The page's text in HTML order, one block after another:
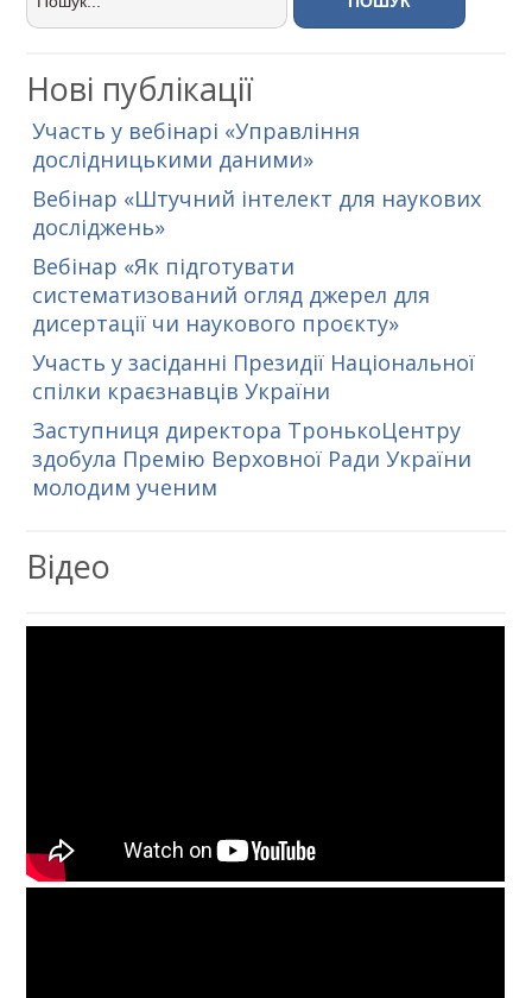
Нові публікації
Участь у вебінарі «Управління
дослідницькими даними»
Вебінар «Штучний інтелект для наукових
досліджень»
Вебінар «Як підготувати
систематизований огляд джерел для
дисертації чи наукового проєкту»
Участь у засіданні Президії Національної
спілки краєзнавців України
Заступниця директора ТронькоЦентру
здобула Премію Верховної Ради України
молодим ученим
Відео